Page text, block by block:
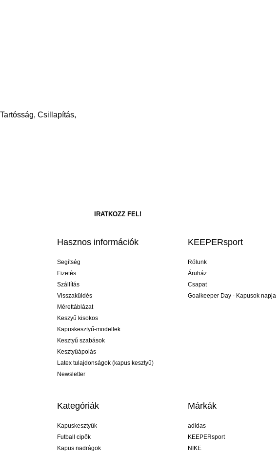
Csillapítás,
Hasznos információk
Segítség
Fizetés
Szállítás
Visszaküldés
Mérettáblázat
Keszyű kisokos
Kapuskesztyű-modellek
Kesztyű szabások
Kesztyűápolás
Latex tulajdonságok (kapus kesztyű)
Newsletter
KEEPERsport
Rólunk
Áruház
Csapat
Goalkeeper Day - Kapusok napja
Kategóriák
Kapuskesztyűk
Futball cipők
Kapus nadrágok
Márkák
adidas
KEEPERsport
NIKE